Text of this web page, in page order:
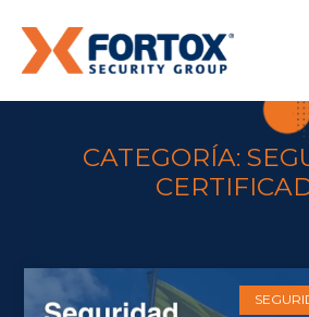
CATEGORÍA: